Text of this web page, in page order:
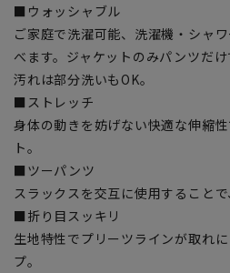
■ウォッシャブル
ご家庭で洗濯可能、洗濯機・シャ
べます。ジャケットのみパンツだ
汚れは部分洗いもOK。
■ストレッチ
身体の動きを妨げない快適な伸縮
ト。
■ツーパンツ
スラックスを交互に使用することで
■折り目スッキリ
生地特性でプリーツラインが取れ
プ。